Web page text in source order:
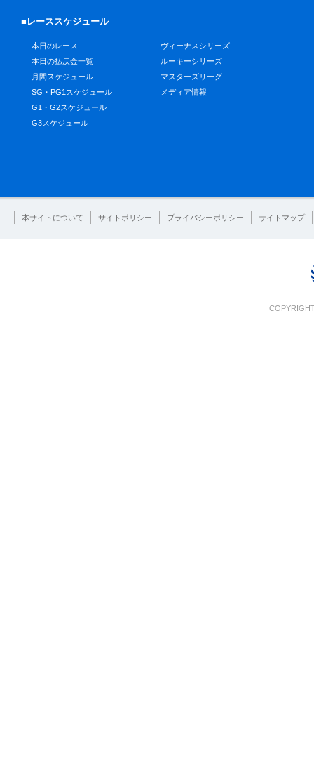
■レーススケジュール
本日のレース
本日の払戻金一覧
月間スケジュール
SG・PG1スケジュール
G1・G2スケジュール
G3スケジュール
ヴィーナスシリーズ
ルーキーシリーズ
マスターズリーグ
メディア情報
本サイトについて サイトポリシー プライバシーポリシー サイトマップ